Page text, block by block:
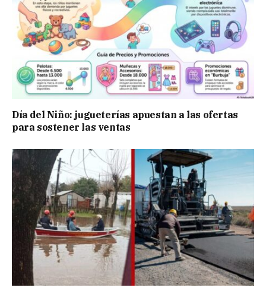
Día del Niño: jugueterías apuestan a las ofertas
para sostener las ventas